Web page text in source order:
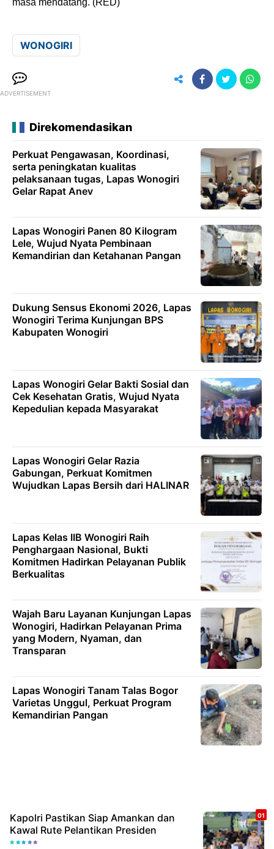
masa mendatang. (RED)
WONOGIRI
ADVERTISEMENT
Direkomendasikan
Perkuat Pengawasan, Koordinasi,
serta peningkatan kualitas
pelaksanaan tugas, Lapas Wonogiri
Gelar Rapat Anev
Lapas Wonogiri Panen 80 Kilogram
Lele, Wujud Nyata Pembinaan
Kemandirian dan Ketahanan Pangan
Dukung Sensus Ekonomi 2026, Lapas
Wonogiri Terima Kunjungan BPS
Kabupaten Wonogiri
Lapas Wonogiri Gelar Bakti Sosial dan
Cek Kesehatan Gratis, Wujud Nyata
Kepedulian kepada Masyarakat
Lapas Wonogiri Gelar Razia
Gabungan, Perkuat Komitmen
Wujudkan Lapas Bersih dari HALINAR
Lapas Kelas IIB Wonogiri Raih
Penghargaan Nasional, Bukti
Komitmen Hadirkan Pelayanan Publik
Berkualitas
Wajah Baru Layanan Kunjungan Lapas
Wonogiri, Hadirkan Pelayanan Prima
yang Modern, Nyaman, dan
Transparan
Lapas Wonogiri Tanam Talas Bogor
Varietas Unggul, Perkuat Program
Kemandirian Pangan
Kapolri Pastikan Siap Amankan dan
Kawal Rute Pelantikan Presiden